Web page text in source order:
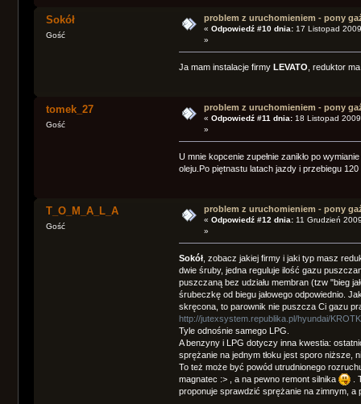
Sokół
Gość
problem z uruchomieniem - pony
«Odpowiedź #10 dnia: 17 Listopad
»
Ja mam instalacje firmy LEVATO , reduktor
tomek_27
Gość
problem z uruchomieniem - pony
«Odpowiedź #11 dnia: 18 Listopad
»
U mnie kopcenie zupełnie zanikło po
oleju.Po piętnastu latach jazdy i przebiegu
T_O_M_A_L_A
Gość
problem z uruchomieniem - pony
«Odpowiedź #12 dnia: 11 Grudzień
»
Sokół, zobacz jakiej firmy i jaki typ masz
dwie śruby, jedna reguluje ilość gazu
puszczaną bez udziału membran (tzw "bieg
śrubeczkę od biegu jałowego odpowiednio.
skręcona, to parownik nie puszcza Ci gazu
http://jutexsystem.republika.pl/hyundai/
Tyle odnośnie samego LPG.
A benzyny i LPG dotyczy inna kwestia:
sprężanie na jednym tłoku jest sporo niższe,
To też może być powód utrudnionego
magnatec :> , a na pewno remont silnika
.
proponuje sprawdzić sprężanie na zimnym, a